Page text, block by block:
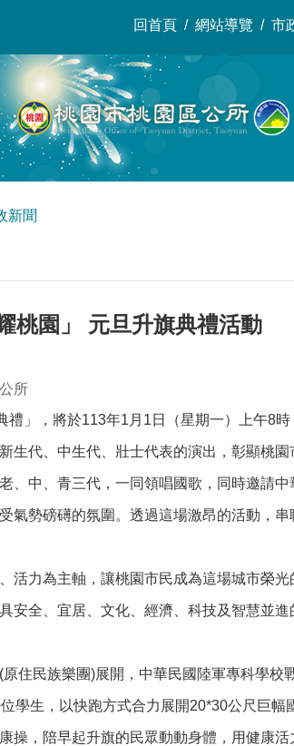
回首頁 網站導覽 市
新聞
桃園」 元旦升旗典禮活動
所
禮」，將於113年1月1日（星期一）上午8
生代、中生代、壯士代表的演出，彰顯桃
、中、青三代，一同領唱國歌，同時邀請
氣勢磅礡的氛圍。透過這場激昂的活動，
活力為主軸，讓桃園市民成為這場城市榮
安全、宜居、文化、經濟、科技及智慧並進
住民族樂團)展開，中華民國陸軍專科學
學生，以快跑方式合力展開20*30公尺巨
操，陪早起升旗的民眾動動身體，用健康活